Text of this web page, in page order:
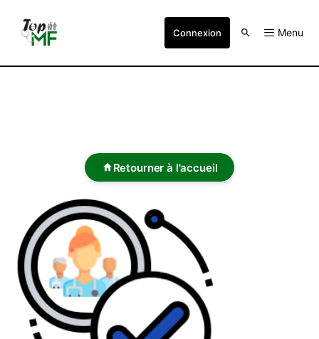
Connexion Menu
Retourner à l'accueil